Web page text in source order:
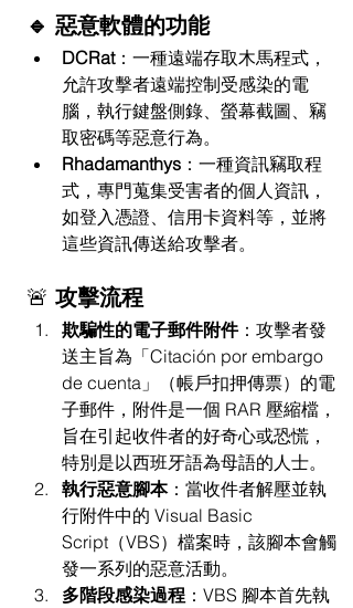
🔹 惡意軟體的功能
DCRat：一種遠端存取木馬程式，
允許攻擊者遠端控制受感染的電
腦，執行鍵盤側錄、螢幕截圖、竊
取密碼等惡意行為。
Rhadamanthys ：一種資訊竊取程
式，專門蒐集受害者的個人資訊，
如登入憑證、信用卡資料等，並將
這些資訊傳送給攻擊者。
🚨 攻擊流程
欺騙性的電子郵件附件：攻擊者發
送主旨為「Citación por embargo
de cuenta」（帳戶扣押傳票）的電
子郵件，附件是一個 RAR 壓縮檔，
旨在引起收件者的好奇心或恐慌，
特別是以西班牙語為母語的人士。
執行惡意腳本：當收件者解壓並執
行附件中的 Visual Basic
Script（VBS）檔案時，該腳本會觸
發一系列的惡意活動。
多階段感染過程 ：VBS 腳本首先執